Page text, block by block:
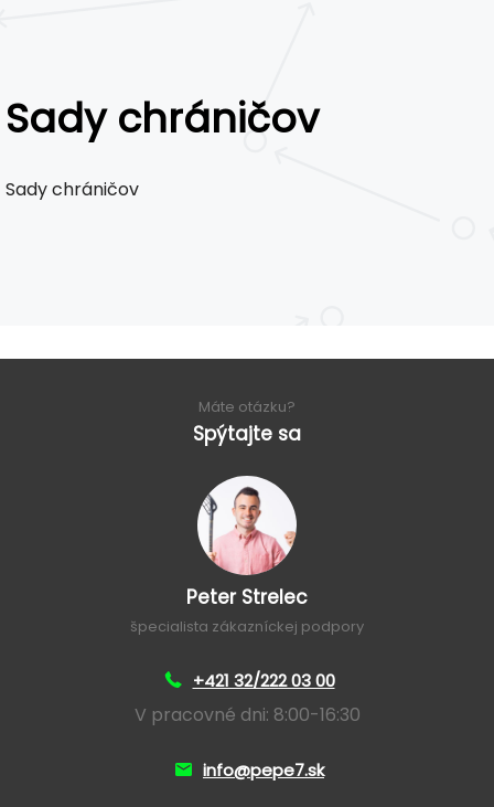
Sady chráničov
Sady chráničov
Máte otázku?
Spýtajte sa
Peter Strelec
špecialista zákazníckej podpory
+421 32/222 03 00
V pracovné dni: 8:00-16:30
info@pepe7.sk